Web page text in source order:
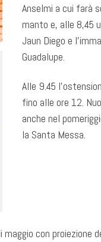
Anselmi a cui farà
manto e, alle 8,45
Jaun Diego e
Guadalupe.
Alle 9.45
fino alle ore 12.
anche nel
la Santa Messa.
con proiezione